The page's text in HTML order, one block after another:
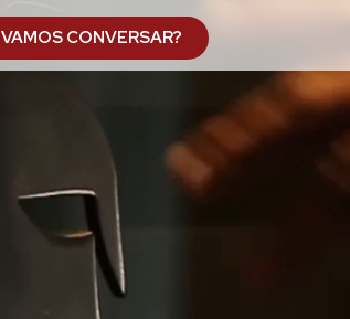
VAMOS CONVERSAR?